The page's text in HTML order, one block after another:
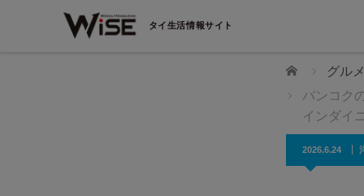
タイ生活情報サイト
ホーム
グル
バンコク
インダイ
2026.6.24